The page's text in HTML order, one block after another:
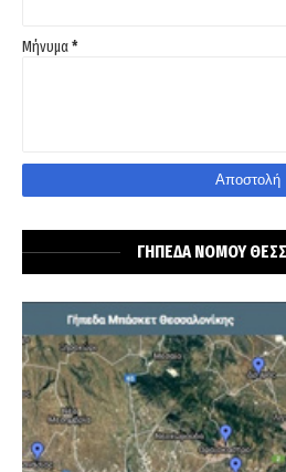
Μήνυμα*
ΓΗΠΕΔΑ ΝΟΜΟΥ